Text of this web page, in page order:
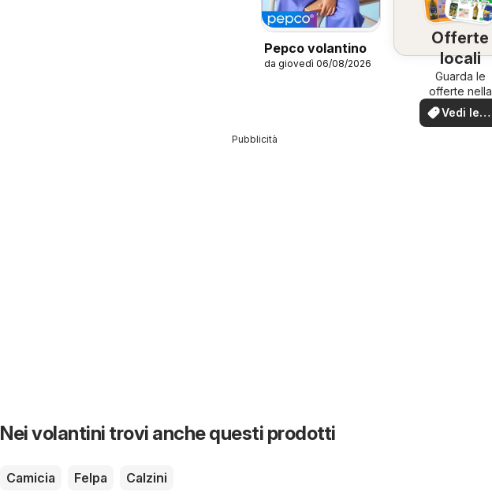
Pepco volantino
da giovedì 06/08/2026
Offerte
locali
Guarda le
offerte nella
tua zona!
Vedi le
offerte
Pubblicità
Nei volantini trovi anche questi prodotti
Camicia Felpa Calzini